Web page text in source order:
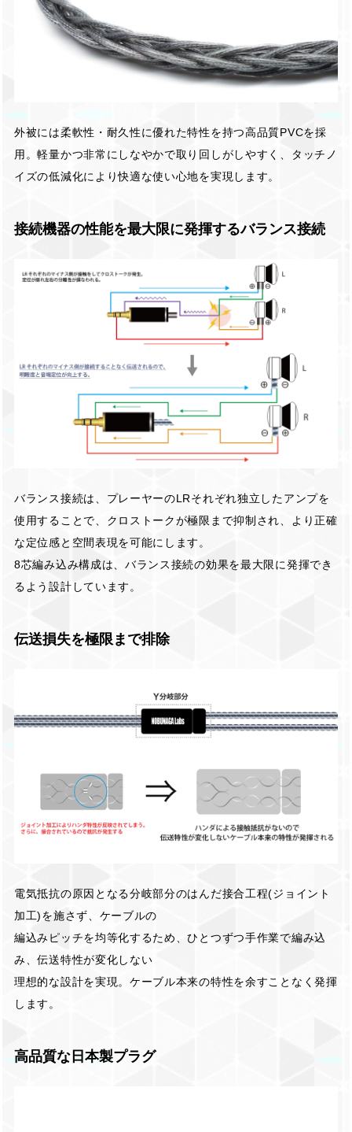
外被には柔軟性・耐久性に優れた特性を持つ高品質PVCを採
用。軽量かつ非常にしなやかで取り回しがしやすく、タッチノ
イズの低減化により快適な使い心地を実現します。
接続機器の性能を最大限に発揮するバランス接続
バランス接続は、プレーヤーのLRそれぞれ独立したアンプを
使用することで、クロストークが極限まで抑制され、より正確
な定位感と空間表現を可能にします。
8芯編み込み構成は、バランス接続の効果を最大限に発揮でき
るよう設計しています。
伝送損失を極限まで排除
電気抵抗の原因となる分岐部分のはんだ接合工程(ジョイント
加工)を施さず、ケーブルの
編込みピッチを均等化するため、ひとつずつ手作業で編み込
み、伝送特性が変化しない
理想的な設計を実現。ケーブル本来の特性を余すことなく発揮
します。
高品質な日本製プラグ